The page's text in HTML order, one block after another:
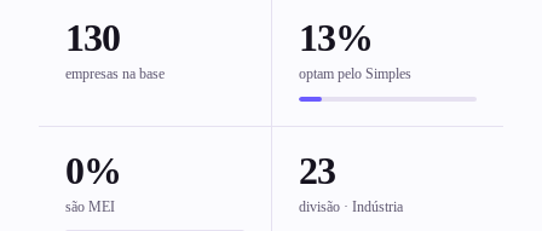
130
empresas na base
13%
optam pelo Simples
0%
são MEI
23
divisão · Indústria